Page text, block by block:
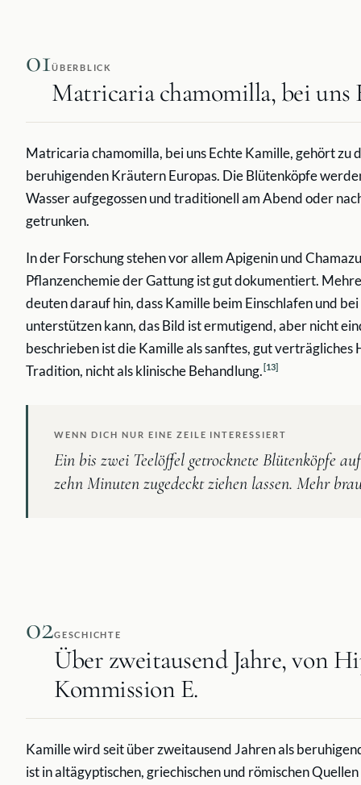
01ÜBERBLICK
Matricaria chamomilla, bei uns
Matricaria chamomilla, bei uns Echte Kamille, gehört zu
beruhigenden Kräutern Europas. Die Blütenköpfe
Wasser aufgegossen und traditionell am Abend oder
getrunken.
In der Forschung stehen vor allem Apigenin und
Pflanzenchemie der Gattung ist gut dokumentiert.
deuten darauf hin, dass Kamille beim Einschlafen und
unterstützen kann, das Bild ist ermutigend, aber nicht
beschrieben ist die Kamille als sanftes, gut verträgliches
Tradition, nicht als klinische Behandlung. [13]
WENN DICH NUR EINE ZEILE INTERESSIERT
Ein bis zwei Teelöffel getrocknete Blütenköpfe
zehn Minuten zugedeckt ziehen lassen. Mehr
02GESCHICHTE
Über zweitausend Jahre, von
Kommission E.
Kamille wird seit über zweitausend Jahren als
ist in altägyptischen, griechischen und römischen